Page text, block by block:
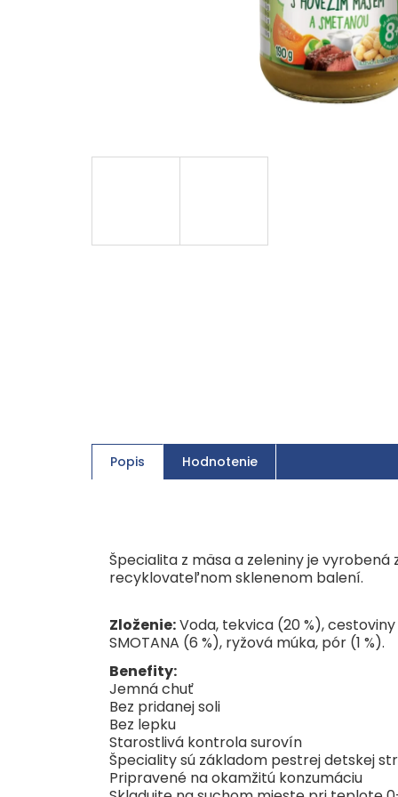
Popis Hodnotenie
Špecialita z mäsa a zeleniny je
recyklovateľnom sklenenom balení.
Zloženie:Voda, tekvica (20 %), cestoviny
SMOTANA (6 %), ryžová múka, pór (1 %).
Benefity:
Jemná chuť
Bez pridanej soli
Bez lepku
Starostlivá kontrola surovín
Špeciality sú základom pestrej detskej
Pripravené na okamžitú konzumáciu